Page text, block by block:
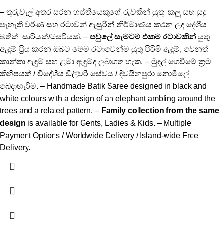
– තුරුවැල් අතර සරන හස්තියෙකුගේ රුවකින් යුතු, කලු සහ සුදු
පැහැති වර්ණ සහ රටාවන් ඇසුරින් නිර්මාණය කරන ලද දේශීය
බතික් සාරියක්/ඔසරියක්. – පවුලේ සැමටම එකම රටාවකින් යුතු
ඇඳුම් ප්‍රිය කරන ඔබට මෙම රටාවෙන්ම යුතු පිරිමි ඇඳුම්, වෙනත්
කාන්තා ඇඳුම් සහ ළමා ඇඳුම්ද ලබාගත හැක. – මුදල් ගෙවීමේ ක්‍රම
කිහිපයක් / විදේශීය ඩිලිවරි සේවය / දිවයිනපුරා නොමිලේ
බෙදාහැරීම. – Handmade Batik Saree designed in black and
white colours with a design of an elephant ambling around the
trees and a related pattern. – Family collection from the same
design is available for Gents, Ladies & Kids. – Multiple
Payment Options / Worldwide Delivery / Island-wide Free
Delivery.